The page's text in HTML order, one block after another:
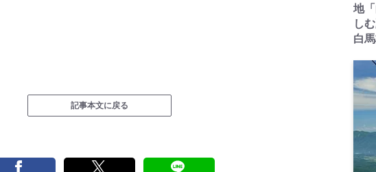
記事本文に戻る
地
し
白馬